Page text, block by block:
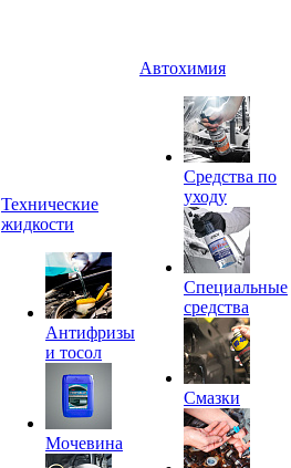
Технические
жидкости
Антифризы
и тосол
Мочевина
Автохимия
Средства по
уходу
Специальные
средства
Смазки